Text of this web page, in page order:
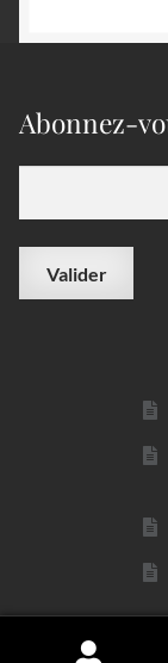
Abonnez-
© sarl Les